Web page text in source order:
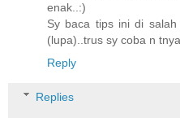
enak..:)
Sy baca tips ini di
(lupa)..trus sy coba n
Reply
Replies